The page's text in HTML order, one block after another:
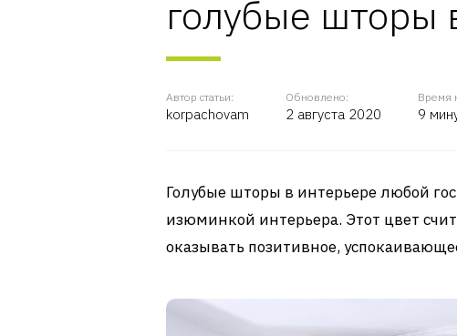
голубые шторы
Автор статьи:
korpachovam
Обновлено:
2 августа 2020
Время
9
Голубые шторы в интерьере любой
изюминкой интерьера. Этот цвет
оказывать позитивное,